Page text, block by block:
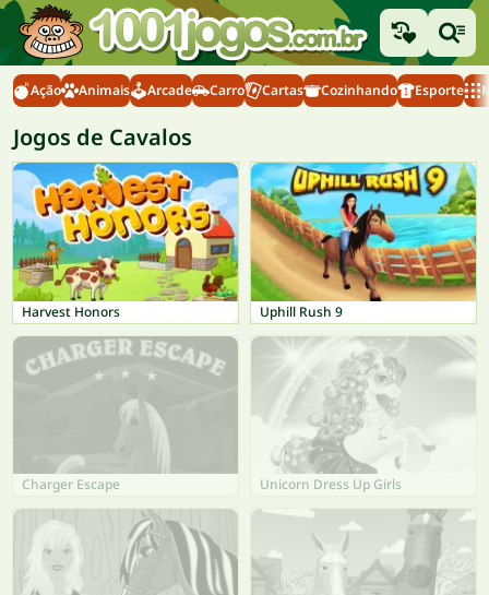
Ação Animais Arcade Carro Cartas Cozinhando Esporte
Jogos de Cavalos
Harvest Honors Uphill Rush 9
Charger Escape Unicorn Dress Up Girls